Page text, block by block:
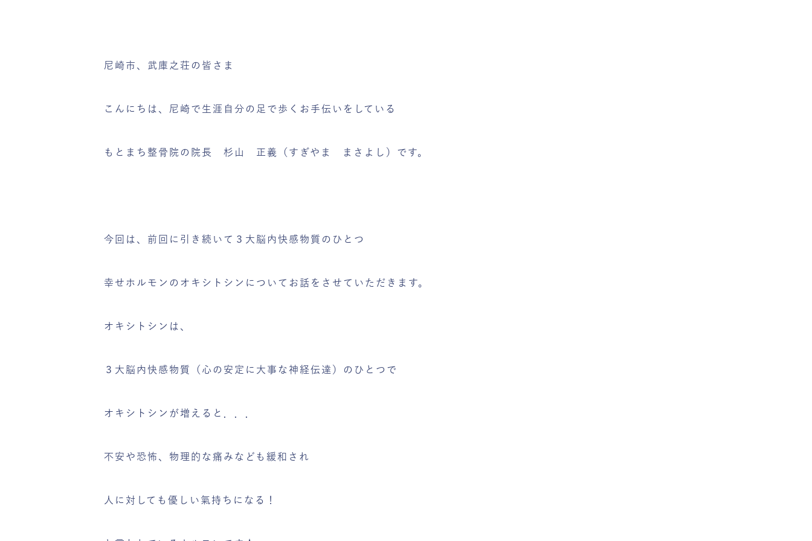
尼崎市、武庫之荘の皆さま
こんにちは、尼崎で生涯自分の足で歩くお手伝いをしている
もとまち整骨院の院長 杉山 正義（すぎやま まさよし）です。
今回は、前回に引き続いて３大脳内快感物質のひとつ
幸せホルモンのオキシトシンについてお話をさせていただきます。
オキシトシンは、
３大脳内快感物質（心の安定に大事な神経伝達）のひとつで
オキシトシンが増えると．．．
不安や恐怖、物理的な痛みなども緩和され
人に対しても優しい氣持ちになる！